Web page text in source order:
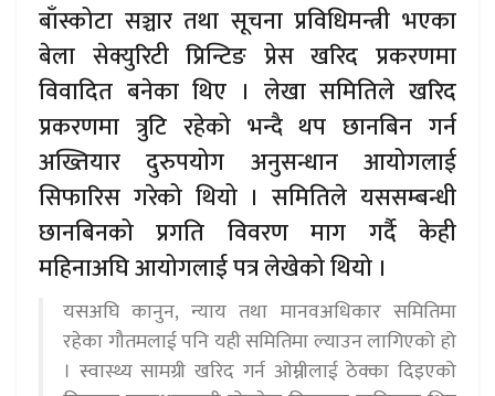
बाँस्कोटा सञ्चार तथा सूचना प्रविधिमन्त्री भएका
बेला सेक्युरिटी प्रिन्टिङ प्रेस खरिद प्रकरणमा
विवादित बनेका थिए । लेखा समितिले खरिद
प्रकरणमा त्रुटि रहेको भन्दै थप छानबिन गर्न
अख्तियार दुरुपयोग अनुसन्धान आयोगलाई
सिफारिस गरेको थियो । समितिले यससम्बन्धी
छानबिनको प्रगति विवरण माग गर्दै केही
महिनाअघि आयोगलाई पत्र लेखेको थियो ।
यसअघि कानुन, न्याय तथा मानवअधिकार समितिमा
रहेका गौतमलाई पनि यही समितिमा ल्याउन लागिएको हो
। स्वास्थ्य सामग्री खरिद गर्न ओम्नीलाई ठेक्का दिइएको